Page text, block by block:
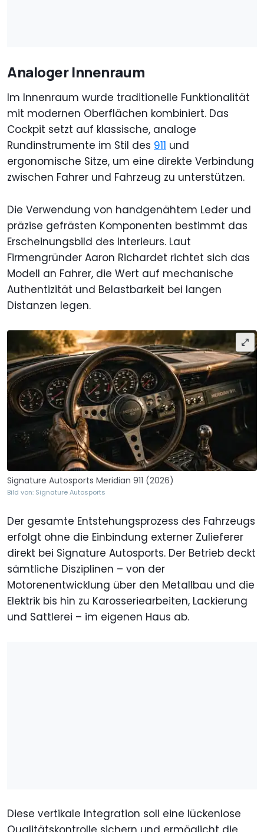
Analoger Innenraum
Im Innenraum wurde traditionelle Funktionalität
mit modernen Oberflächen kombiniert. Das
Cockpit setzt auf klassische, analoge
Rundinstrumente im Stil des 911 und
ergonomische Sitze, um eine direkte Verbindung
zwischen Fahrer und Fahrzeug zu unterstützen.
Die Verwendung von handgenähtem Leder und
präzise gefrästen Komponenten bestimmt das
Erscheinungsbild des Interieurs. Laut
Firmengründer Aaron Richardet richtet sich das
Modell an Fahrer, die Wert auf mechanische
Authentizität und Belastbarkeit bei langen
Distanzen legen.
Signature Autosports Meridian 911 (2026)
Bild von: Signature Autosports
Der gesamte Entstehungsprozess des Fahrzeugs
erfolgt ohne die Einbindung externer Zulieferer
direkt bei Signature Autosports. Der Betrieb deckt
sämtliche Disziplinen – von der
Motorenentwicklung über den Metallbau und die
Elektrik bis hin zu Karosseriearbeiten, Lackierung
und Sattlerei – im eigenen Haus ab.
Diese vertikale Integration soll eine lückenlose